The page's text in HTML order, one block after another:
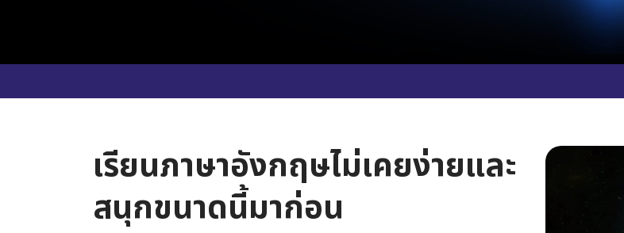
เรียนภาษาอังกฤษไม่เคยง่ายและ
สนุกขนาดนี้มาก่อน